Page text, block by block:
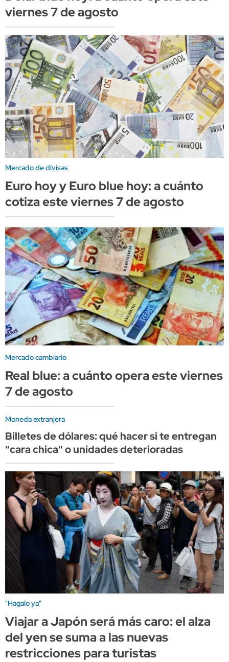
viernes 7 de agosto
Mercado de divisas
Euro hoy y Euro blue hoy: a cuánto
cotiza este viernes 7 de agosto
Mercado cambiario
Real blue: a cuánto opera este viernes
7 de agosto
Moneda extranjera
Billetes de dólares: qué hacer si te entregan
"cara chica" o unidades deterioradas
"Hagalo ya"
Viajar a Japón será más caro: el alza
del yen se suma a las nuevas
restricciones para turistas